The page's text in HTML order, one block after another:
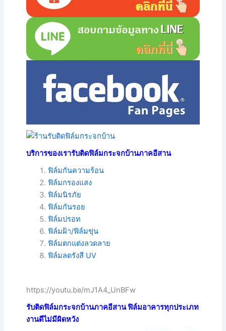
บริการของเรารับติดฟิล์มกระจกบ้านภาคอีสาน
ฟิล์มกันความร้อน
ฟิล์มกรองแสง
ฟิล์มนิรภัย
ฟิล์มกันรอย
ฟิล์มปรอท
ฟิล์มฝ้า/ฟิล์มขุ่น
ฟิล์มตกแต่งลวดลาย
ฟิล์มลดรังสี UV
https://youtu.be/mJ1A4_UnBFw
รับติดฟิล์มกระจกบ้านภาคอีสาน ฟิล์มอาคารทุกประเภท
งานดีไม่มีผิดหวัง